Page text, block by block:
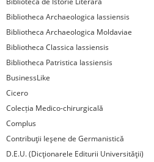
Bibliotheca Archaeologica Iassiensis
Bibliotheca Archaeologica Moldaviae
Bibliotheca Classica Iassiensis
Bibliotheca Patristica Iassiensis
BusinessLike
Cicero
Colecția Medico-chirurgicală
Complus
Contribuţii Ieşene de Germanistică
D.E.U. (Dicţionarele Editurii Universităţii)